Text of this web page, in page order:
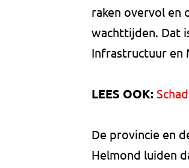
raken overvol en
wachttijden. Dat
Infrastructuur en
LEES OOK:
De provincie en
Helmond luiden